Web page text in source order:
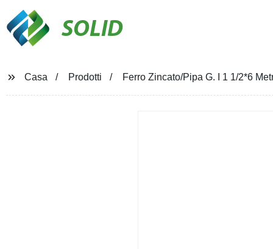
SOLID
Casa Prodotti Ferro Zincato/Pipa G. I 1 1/2*6